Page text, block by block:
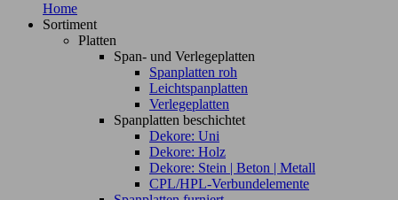
Home
Sortiment
Platten
Span- und Verlegeplatten
Spanplatten roh
Leichtspanplatten
Verlegeplatten
Spanplatten beschichtet
Dekore: Uni
Dekore: Holz
Dekore: Stein | Beton | Metall
CPL/HPL-Verbundelemente